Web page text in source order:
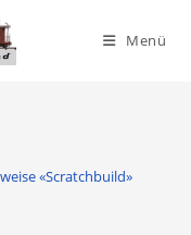
Menü
«Scratchbuild»